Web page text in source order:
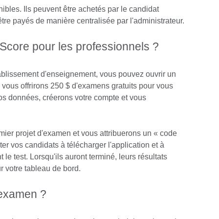
Ils peuvent être achetés par le candidat
payés de manière centralisée par l'administrateur.
pour les professionnels ?
d'enseignement, vous pouvez ouvrir un
offrirons 250 $ d'examens gratuits pour vous
données, créerons votre compte et vous
projet d'examen et vous attribuerons un « code
vos candidats à télécharger l'application et à
le test. Lorsqu'ils auront terminé, leurs résultats
votre tableau de bord.
?